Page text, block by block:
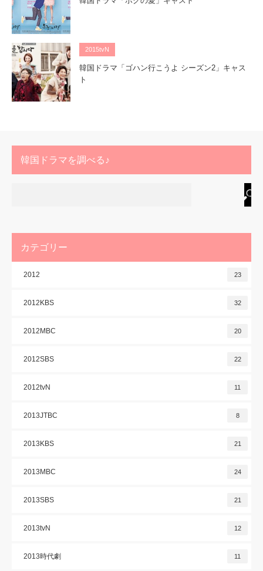
2015tvN
韓国ドラマ「ゴハン行こうよ シーズン2」キャス
ト
韓国ドラマを調べる♪
カテゴリー
2012 23
2012KBS 32
2012MBC 20
2012SBS 22
2012tvN 11
2013JTBC 8
2013KBS 21
2013MBC 24
2013SBS 21
2013tvN 12
2013時代劇 11